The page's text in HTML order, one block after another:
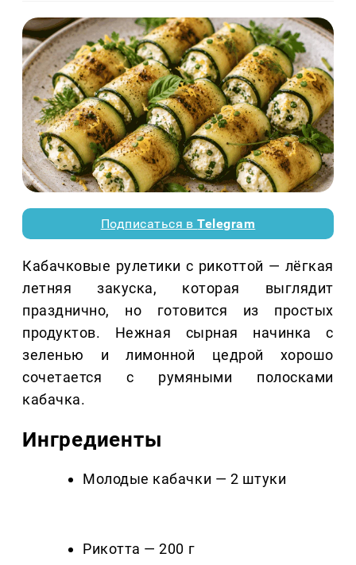
Подписаться вTelegram
Кабачковые рулетики с рикоттой — лёгкая
летняя закуска, которая выглядит
празднично, но готовится из простых
продуктов. Нежная сырная начинка с
зеленью и лимонной цедрой хорошо
сочетается с румяными полосками
кабачка.
Ингредиенты
Молодые кабачки — 2 штуки
Рикотта — 200 г